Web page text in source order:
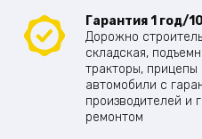
Гарантия 1 год/
Дорожно
складская,
тракторы, прицепы
автомобили с
производителей и
ремонтом